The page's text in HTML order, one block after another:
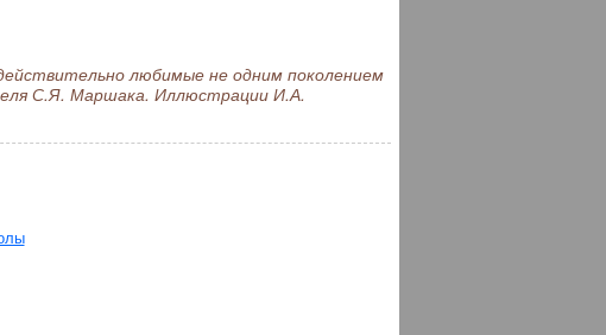
любимые не одним поколением
С.Я. Маршака. Иллюстрации И.А.